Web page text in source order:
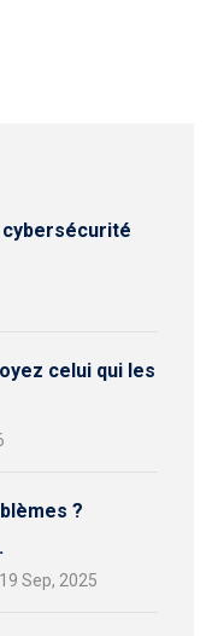
cybersécurité
celui qui les
?
19 Sep, 2025